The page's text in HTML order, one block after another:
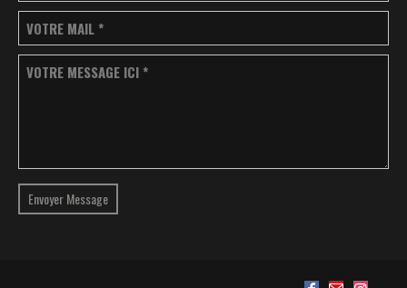
VOTRE MAIL *
VOTRE MESSAGE ICI *
Envoyer Message